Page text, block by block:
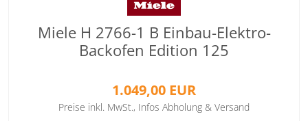
Miele H 2766-1 B Einbau-Elektro-
Backofen Edition 125
1.049,00 EUR
Preise inkl. MwSt., Infos Abholung & Versand